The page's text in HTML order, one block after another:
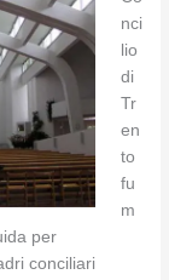
nci
lio
di
Tr
en
to
fu
m
per
conciliari